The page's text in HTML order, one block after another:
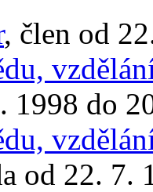
, člen od
1998 do
od 22. 7.